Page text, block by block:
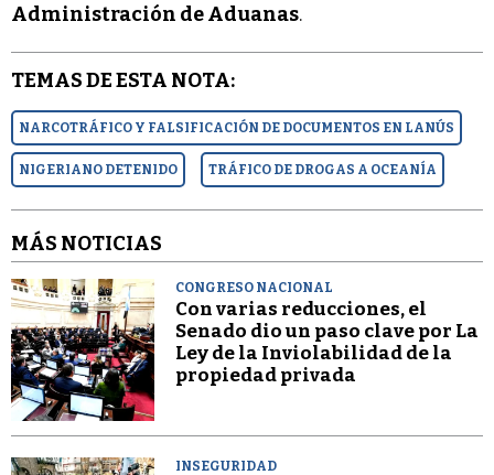
Administración de Aduanas.
TEMAS DE ESTA NOTA:
NARCOTRÁFICO Y FALSIFICACIÓN DE DOCUMENTOS EN LANÚS
NIGERIANO DETENIDO TRÁFICO DE DROGAS A OCEANÍA
MÁS NOTICIAS
CONGRESO NACIONAL
Con varias reducciones, el
Senado dio un paso clave por La
Ley de la Inviolabilidad de la
propiedad privada
INSEGURIDAD